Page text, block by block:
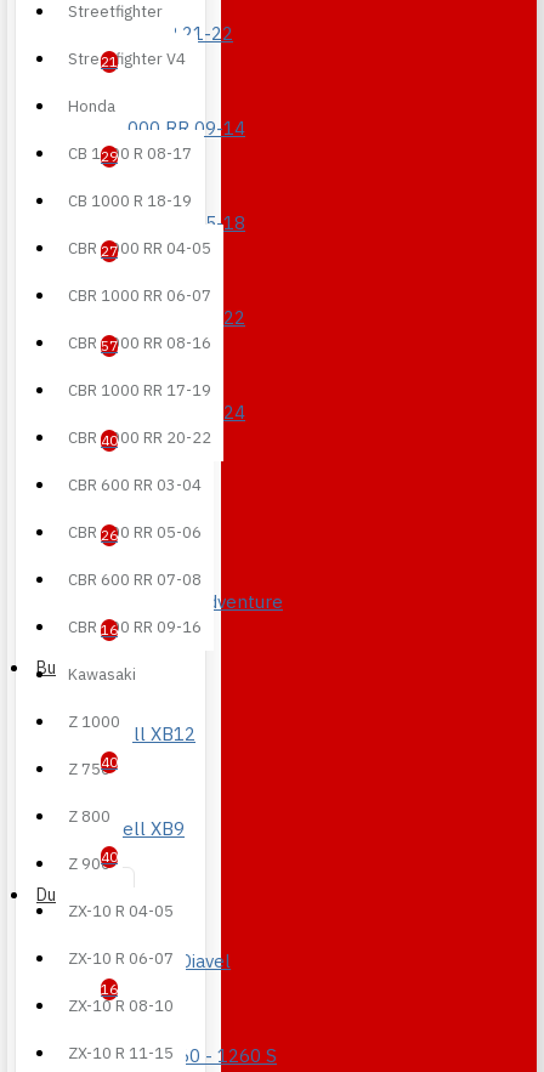
Streetfighter
Streetfighter V4
Honda
CB 1000 R 08-17
CB 1000 R 18-19
CBR 1000 RR 04-05
CBR 1000 RR 06-07
CBR 1000 RR 08-16
CBR 1000 RR 17-19
CBR 1000 RR 20-22
CBR 600 RR 03-04
CBR 600 RR 05-06
CBR 600 RR 07-08
CBR 600 RR 09-16
Kawasaki
Z 1000
Z 750
Z 800
Z 900
ZX-10 R 04-05
ZX-10 R 06-07
ZX-10 R 08-10
ZX-10 R 11-15
S 1000 R 21-22
21
S 1000 RR 09-14
29
S 1000 RR 15-18
27
S 1000 RR 19-22
57
S 1000 RR 23-24
40
26
R 1250 GS/Adventure
16
Buell
Buell XB12
40
Buell XB9
40
Ducati
Diavel - XDiavel
16
Diavel 1260 - 1260 S